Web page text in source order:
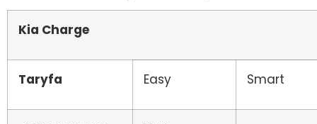
Kia Charge
Taryfa Easy Smart